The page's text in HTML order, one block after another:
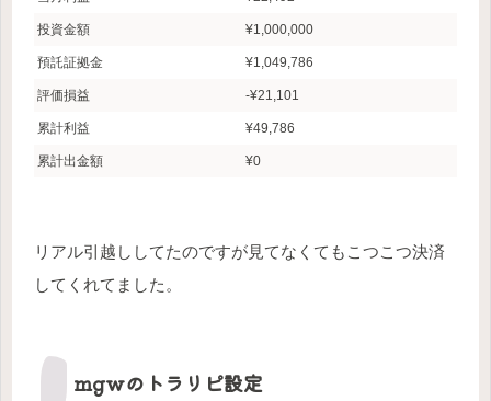
投資金額 ¥1,000,000
預託証拠金 ¥1,049,786
評価損益 -¥21,101
累計利益 ¥49,786
累計出金額 ¥0
リアル引越ししてたのですが見てなくてもこつこつ決済
してくれてました。
mgwのトラリピ設定